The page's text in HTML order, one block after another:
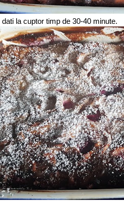
la cuptor timp de 30-40 minute.